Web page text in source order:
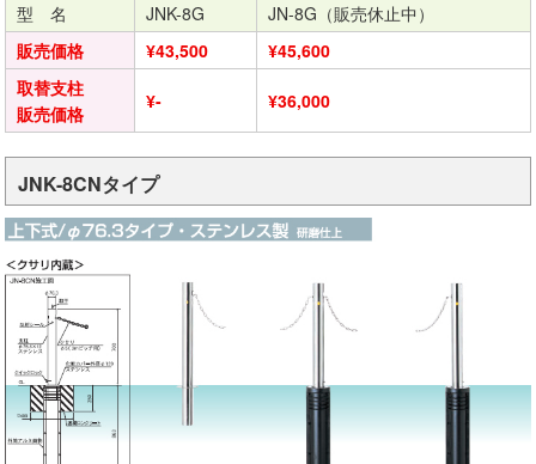
型 名 JNK-8G
JN-8G（販売休止中）
販売価格
¥43,500
¥45,600
取替支柱
販売価格
¥- ¥36,000
JNK-8CNタイプ